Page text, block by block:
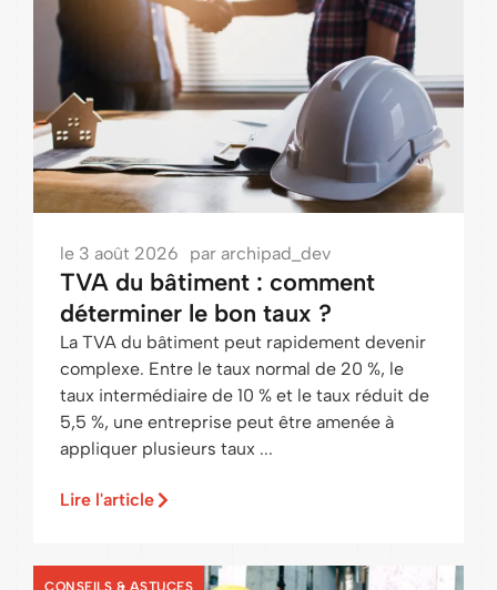
le 3 août 2026 par archipad_dev
TVA du bâtiment : comment
déterminer le bon taux ?
La TVA du bâtiment peut rapidement devenir
complexe. Entre le taux normal de 20 %, le
taux intermédiaire de 10 % et le taux réduit de
5,5 %, une entreprise peut être amenée à
appliquer plusieurs taux ...
Lire l'article
CONSEILS & ASTUCES